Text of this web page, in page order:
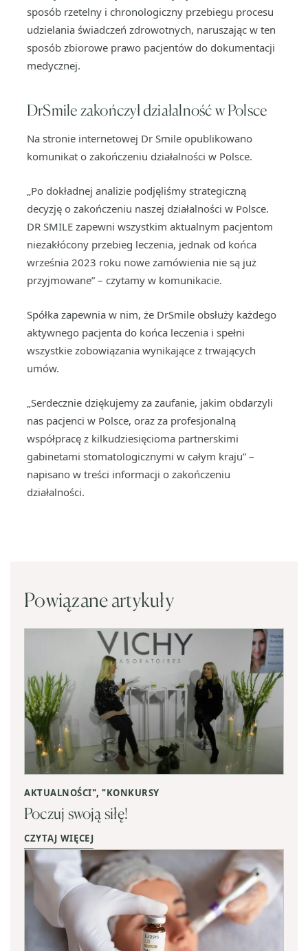
sposób rzetelny i chronologiczny przebiegu procesu
udzielania świadczeń zdrowotnych, naruszając w ten
sposób zbiorowe prawo pacjentów do dokumentacji
medycznej.
DrSmile zakończył działalność w Polsce
Na stronie internetowej Dr Smile opublikowano
komunikat o zakończeniu działalności w Polsce.
„Po dokładnej analizie podjęliśmy strategiczną
decyzję o zakończeniu naszej działalności w Polsce.
DR SMILE zapewni wszystkim aktualnym pacjentom
niezakłócony przebieg leczenia, jednak od końca
września 2023 roku nowe zamówienia nie są już
przyjmowane” – czytamy w komunikacie.
Spółka zapewnia w nim, że DrSmile obsłuży każdego
aktywnego pacjenta do końca leczenia i spełni
wszystkie zobowiązania wynikające z trwających
umów.
„Serdecznie dziękujemy za zaufanie, jakim obdarzyli
nas pacjenci w Polsce, oraz za profesjonalną
współpracę z kilkudziesięcioma partnerskimi
gabinetami stomatologicznymi w całym kraju” –
napisano w treści informacji o zakończeniu
działalności.
Powiązane artykuły
AKTUALNOŚCI", "KONKURSY
Poczuj swoją siłę!
CZYTAJ WIĘCEJ